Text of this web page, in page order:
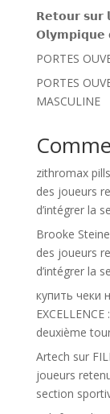
𝗥𝗲𝘁𝗼𝘂𝗿
𝗢𝗹𝘆𝗺𝗽𝗶𝗾𝘂𝗲
PORTES
PORTES
MASCULINE
zithromax pills
des joueurs
d’intégrer la
Brooke
des joueurs
d’intégrer la
купить чеки
deuxième
Artech sur
joueurs
section